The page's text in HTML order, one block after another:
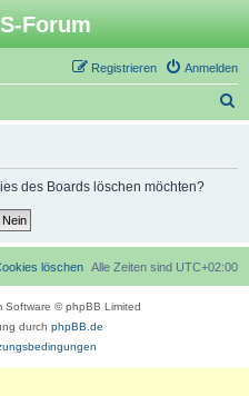
Forum
Anmelden
Registrieren
des Boards löschen möchten?
Alle Zeiten sind UTC+02:00
löschen
Software © phpBB Limited
durch phpBB.de